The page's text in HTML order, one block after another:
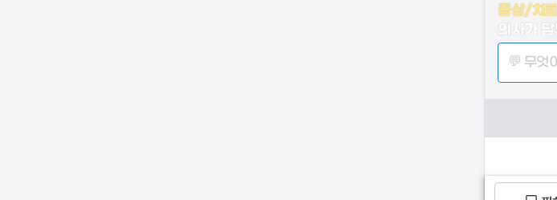
증상/치
의사가
💬 무엇